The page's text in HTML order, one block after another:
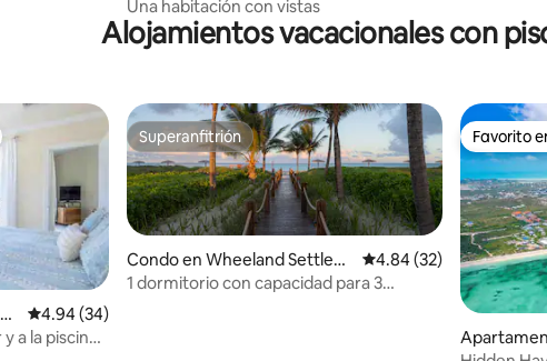
Una habitación con vistas
Alojamientos vacacionales con
Calificación promedio: 4.94 de 5, 34 reseñas
4.94 (34)
a la piscina
Superanfitrión
Superanfitrión
Condo en Wheeland Settlem
ent
Calificación promedio:
4.84 (32)
1 dormitorio con capacidad para 3
Favorito
Favorito